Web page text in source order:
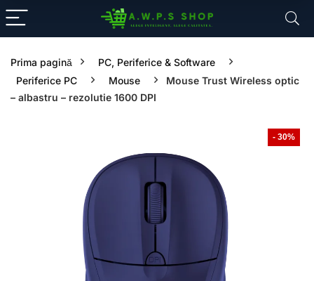
Prima pagină
PC, Periferice & Software
Periferice PC
Mouse
Mouse Trust Wireless optic
– albastru – rezolutie 1600 DPI
- 30%